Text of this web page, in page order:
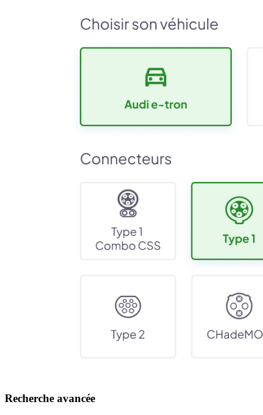
Recherche avancée